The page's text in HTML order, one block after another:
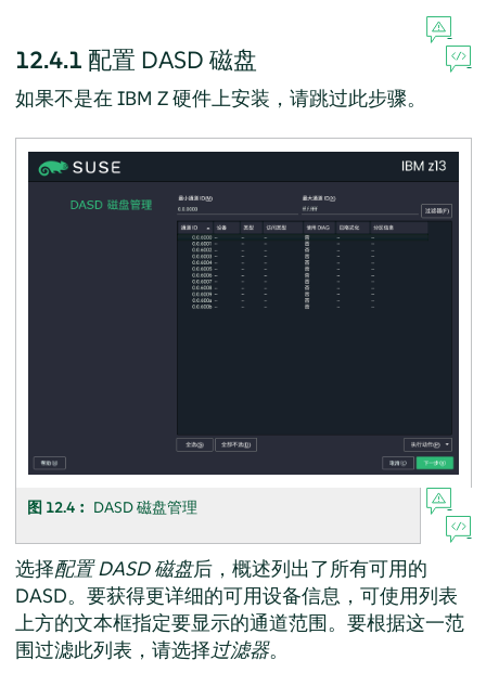
12.4.1 配置 DASD 磁盘
如果不是在 IBM Z 硬件上安装，请跳过此步骤。
图 12.4︰ DASD 磁盘管理
选择配置 DASD 磁盘后，概述列出了所有可用的
DASD。要获得更详细的可用设备信息，可使用列表
上方的文本框指定要显示的通道范围。要根据这一范
围过滤此列表，请选择过滤器。